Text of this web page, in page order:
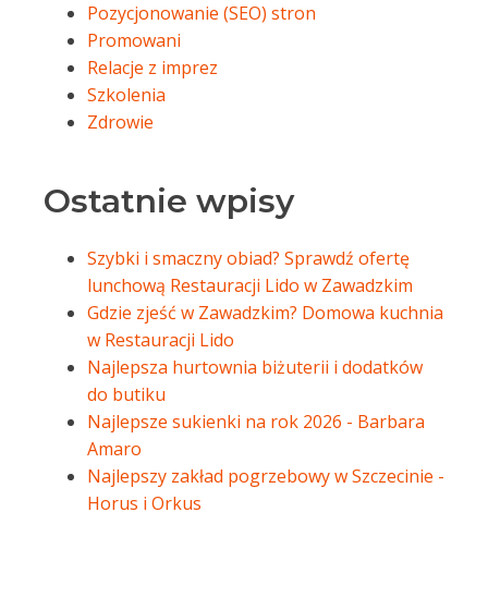
Pozycjonowanie (SEO) stron
Promowani
Relacje z imprez
Szkolenia
Zdrowie
Ostatnie wpisy
Szybki i smaczny obiad? Sprawdź ofertę
lunchową Restauracji Lido w Zawadzkim
Gdzie zjeść w Zawadzkim? Domowa kuchnia
w Restauracji Lido
Najlepsza hurtownia biżuterii i dodatków
do butiku
Najlepsze sukienki na rok 2026 - Barbara
Amaro
Najlepszy zakład pogrzebowy w Szczecinie -
Horus i Orkus